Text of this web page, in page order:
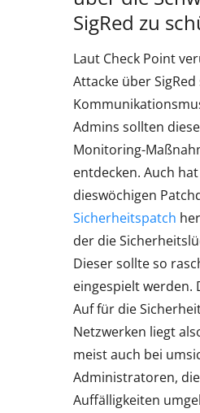
SigRed zu
Laut Check Point
Attacke über
Admins sollten
Monitoring-
entdecken. Auch
dieswöchigen
Sicherheitspatch
der die
Dieser sollte so
eingespielt werden.
Auf für die
Netzwerken liegt
meist auch bei
Administratoren,
Auffälligkeiten